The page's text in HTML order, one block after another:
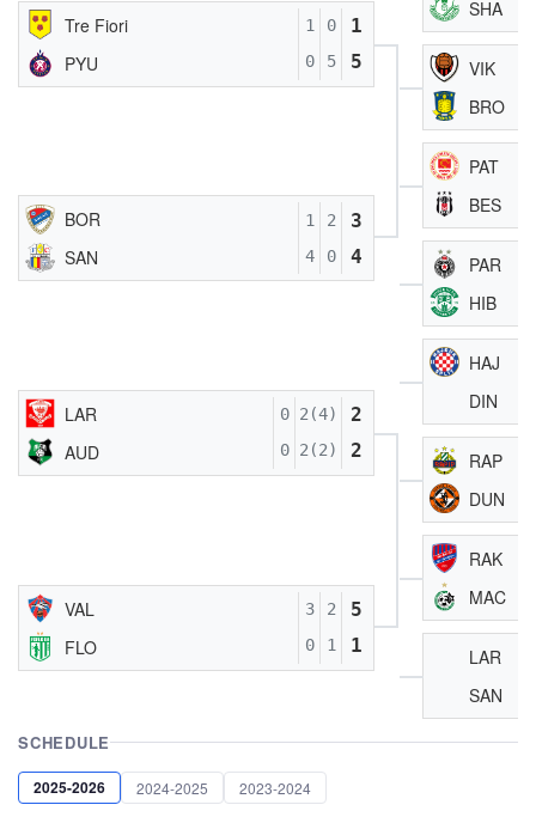
Tre Fiori
PYU
1
0
0
5
1
5
BOR
SAN
1
4
2
0
3
4
LAR
AUD
0
0
2(4)
2(2)
2
2
VAL
FLO
3
0
2
1
5
1
SHA
VIK
BRO
PAT
BES
PAR
HIB
HAJ
DIN
RAP
DUN
RAK
MAC
LAR
SAN
SCHEDULE
2025-2026 2024-2025 2023-2024